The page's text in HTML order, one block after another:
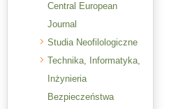
Central European
Journal
Studia Neofilologiczne
Technika, Informatyka,
Inżynieria
Bezpieczeństwa